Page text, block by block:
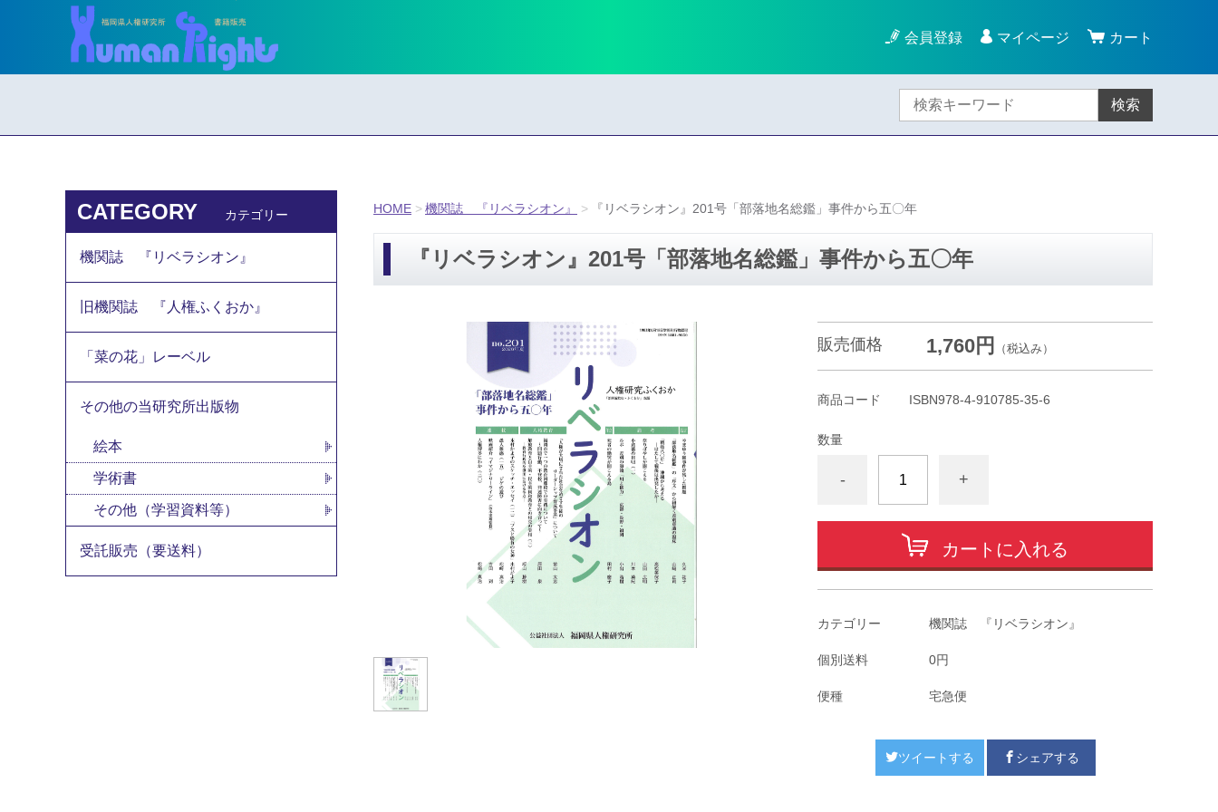
会員登録 マイページ カート
検索
HOME 機関誌 『リベラシオン』 『リベラシオン』201号「部落地名総鑑」事件から五〇年
『リベラシオン』201号「部落地名総鑑」事件から五〇年
販売価格 1,760円 （税込み）
商品コード ISBN978-4-910785-35-6
数量
- +
カートに入れる
カテゴリー 機関誌 『リベラシオン』
個別送料 0円
便種 宅急便
ツイートする シェアする
CATEGORY カテゴリー
機関誌 『リベラシオン』
旧機関誌 『人権ふくおか』
「菜の花」レーベル
その他の当研究所出版物
絵本
学術書
その他（学習資料等）
受託販売（要送料）